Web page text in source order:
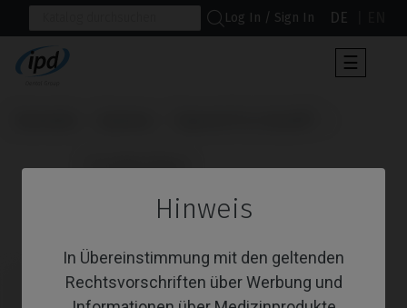
Hinweis
In Übereinstimmung mit den geltenden
Rechtsvorschriften über Werbung und
Log In / Sign In DE
der
☰
                      Premilled Blank